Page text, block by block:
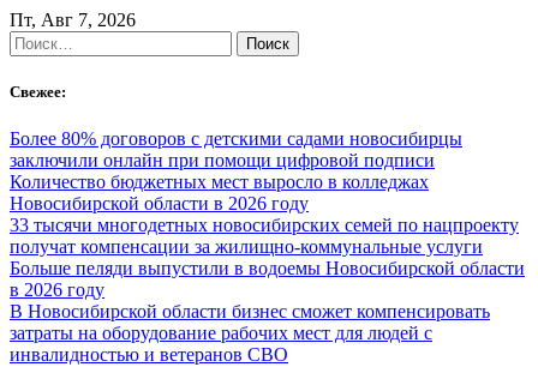
Skip
to
content
Пт, Авг 7, 2026
Найти:
Свежее:
Более 80% договоров с детскими садами новосибирцы
заключили онлайн при помощи цифровой подписи
Количество бюджетных мест выросло в колледжах
Новосибирской области в 2026 году
33 тысячи многодетных новосибирских семей по нацпроекту
получат компенсации за жилищно-коммунальные услуги
Больше пеляди выпустили в водоемы Новосибирской области
в 2026 году
В Новосибирской области бизнес сможет компенсировать
затраты на оборудование рабочих мест для людей с
инвалидностью и ветеранов СВО